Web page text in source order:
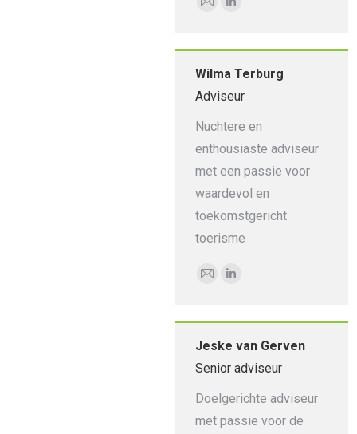
E-
Wilma Terburg
Adviseur
Nuchtere en
enthousiaste adviseur
met een passie voor
waardevol en
toekomstgericht
toerisme
E-
Jeske van Gerven
Senior adviseur
Doelgerichte adviseur
met passie voor de